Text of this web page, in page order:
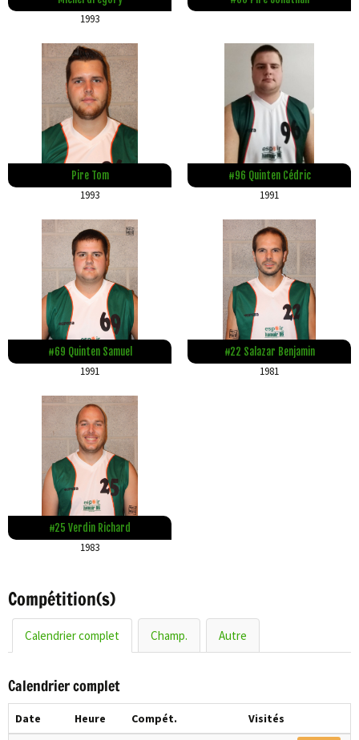
1993
Pire Tom
1993
#96 Quinten Cédric
1991
#69 Quinten Samuel
1991
#22 Salazar Benjamin
1981
#25 Verdin Richard
1983
Compétition(s)
Calendrier complet Champ. Autre
Calendrier complet
Date Heure Compét. Visités